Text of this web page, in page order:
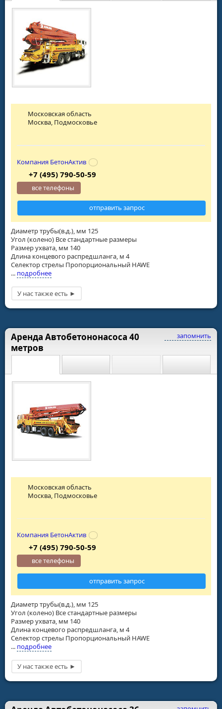
Диаметр трубы(в.д.), мм 125
Угол (колено) Все стандартные размеры
Размер ухвата, мм 140
Длина концевого распредшланга, м 4
Селектор стрелы Пропорциональный HAWE
... подробнее
Московская область
Москва, Подмосковье
Компания БетонАктив
+7 (495) 790-50-59
все телефоны
отправить запрос
запомнить
Аренда Автобетононасоса 40
метров
Диаметр трубы(в.д.), мм 125
Угол (колено) Все стандартные размеры
Размер ухвата, мм 140
Длина концевого распредшланга, м 4
Селектор стрелы Пропорциональный HAWE
... подробнее
Московская область
Москва, Подмосковье
Компания БетонАктив
+7 (495) 790-50-59
все телефоны
отправить запрос